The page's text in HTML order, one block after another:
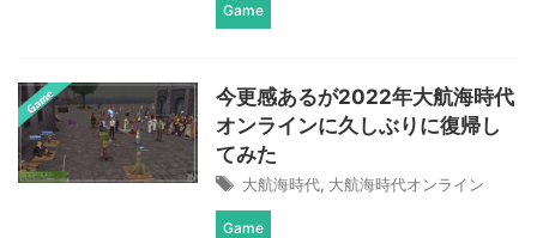
Game
今更感あるが2022年大航海時代
オンラインに久しぶりに復帰し
てみた
大航海時代, 大航海時代オンライン
Game